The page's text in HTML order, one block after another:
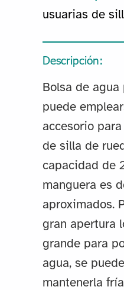
usuarias de
Descripción:
Bolsa de
puede
accesorio
de silla de
capacidad de
manguera es
aproximados.
gran apertura
grande para
agua, se
mantenerla